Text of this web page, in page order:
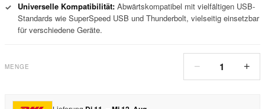
✓
Universelle Kompatibilität: Abwärtskompatibel mit vielfältigen USB-
Standards wie SuperSpeed USB und Thunderbolt, vielseitig einsetzbar
für verschiedene Geräte.
MENGE − 1 +